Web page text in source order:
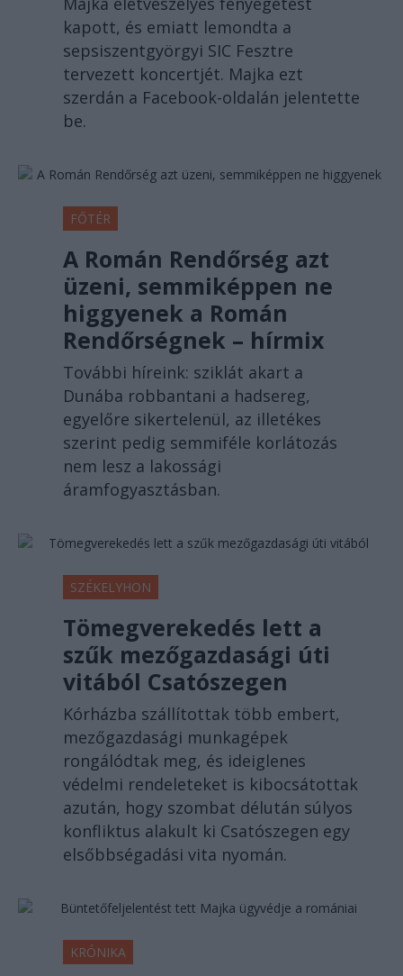
kapott, és emiatt lemondta a
sepsiszentgyörgyi SIC Fesztre
tervezett koncertjét. Majka ezt
szerdán a Facebook-oldalán jelentette
be.
FŐTÉR
A Román Rendőrség azt
üzeni, semmiképpen ne
higgyenek a Román
Rendőrségnek – hírmix
További híreink: sziklát akart a
Dunába robbantani a hadsereg,
egyelőre sikertelenül, az illetékes
szerint pedig semmiféle korlátozás
nem lesz a lakossági
áramfogyasztásban.
SZÉKELYHON
Tömegverekedés lett a
szűk mezőgazdasági úti
vitából Csatószegen
Kórházba szállítottak több embert,
mezőgazdasági munkagépek
rongálódtak meg, és ideiglenes
védelmi rendeleteket is kibocsátottak
azután, hogy szombat délután súlyos
konfliktus alakult ki Csatószegen egy
elsőbbségadási vita nyomán.
KRÓNIKA